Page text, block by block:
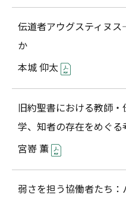
伝道者アウグスティヌ
か
本城 仰太
旧約聖書における教師
学、知者の存在をめぐる
宮嵜 薫
弱さを担う協働者たち